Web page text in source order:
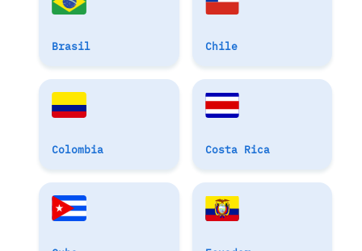
Brasil Chile
Colombia Costa Rica